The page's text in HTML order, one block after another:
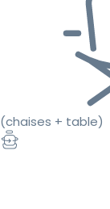
(chaises + table)